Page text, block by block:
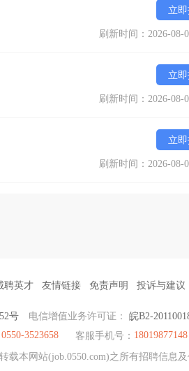
立
刷新时间：2026-08-
立
刷新时间：2026-08-
立
刷新时间：2026-08-
聘英才 友情链接 免责声明 投诉与建议
号 电信增值业务许可证： 皖B2-
0550-3523658 客服手机号： 18019877148
载本网站(job.0550.com)之所有招聘信息